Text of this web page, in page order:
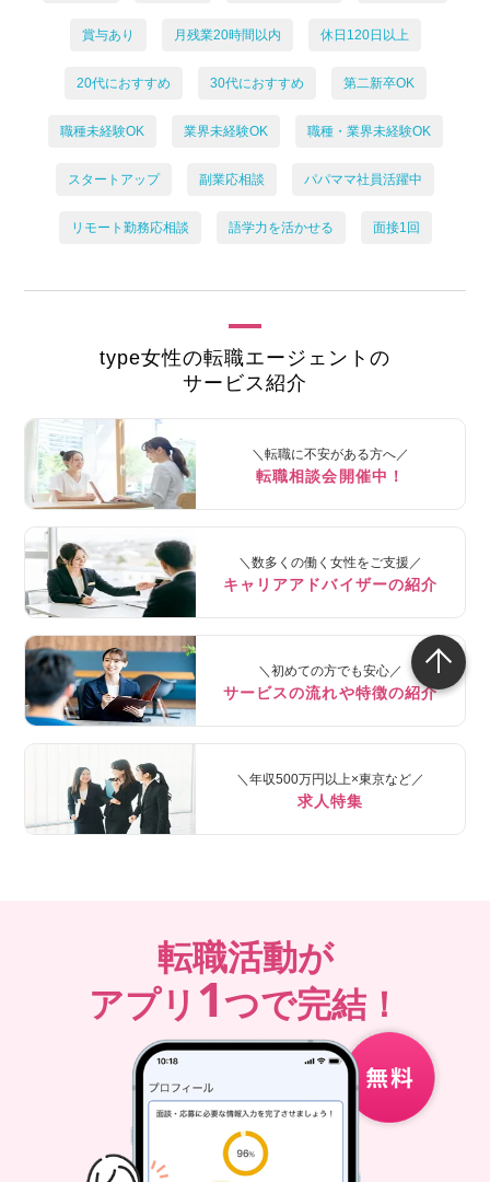
賞与あり 月残業20時間以内 休日120日以上
20代におすすめ 30代におすすめ 第二新卒OK
職種未経験OK 業界未経験OK 職種・業界未経験OK
スタートアップ 副業応相談 パパママ社員活躍中
リモート勤務応相談 語学力を活かせる 面接1回
type女性の転職エージェントの
サービス紹介
＼転職に不安がある方へ／
転職相談会開催中！
＼数多くの働く女性をご支援／
キャリアアドバイザーの紹介
＼初めての方でも安心／
サービスの流れや特徴の紹介
＼年収500万円以上×東京など／
求人特集
転職活動が
アプリ 1つで完結！